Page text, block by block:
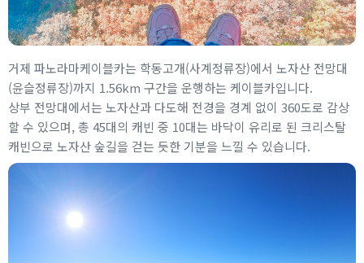
거제 파노라마케이블카는 학동고개(사계정류장)에서 노자산 전망대
(윤슬정류장)까지 1.56km 구간을 운행하는 케이블카입니다.
상부 전망대에서는 노자산과 다도해 전경을 경계 없이 360도로 감상
할 수 있으며, 총 45대의 캐빈 중 10대는 바닥이 유리로 된 크리스탈
캐빈으로 노자산 숲길을 걷는 듯한 기분을 느낄 수 있습니다.